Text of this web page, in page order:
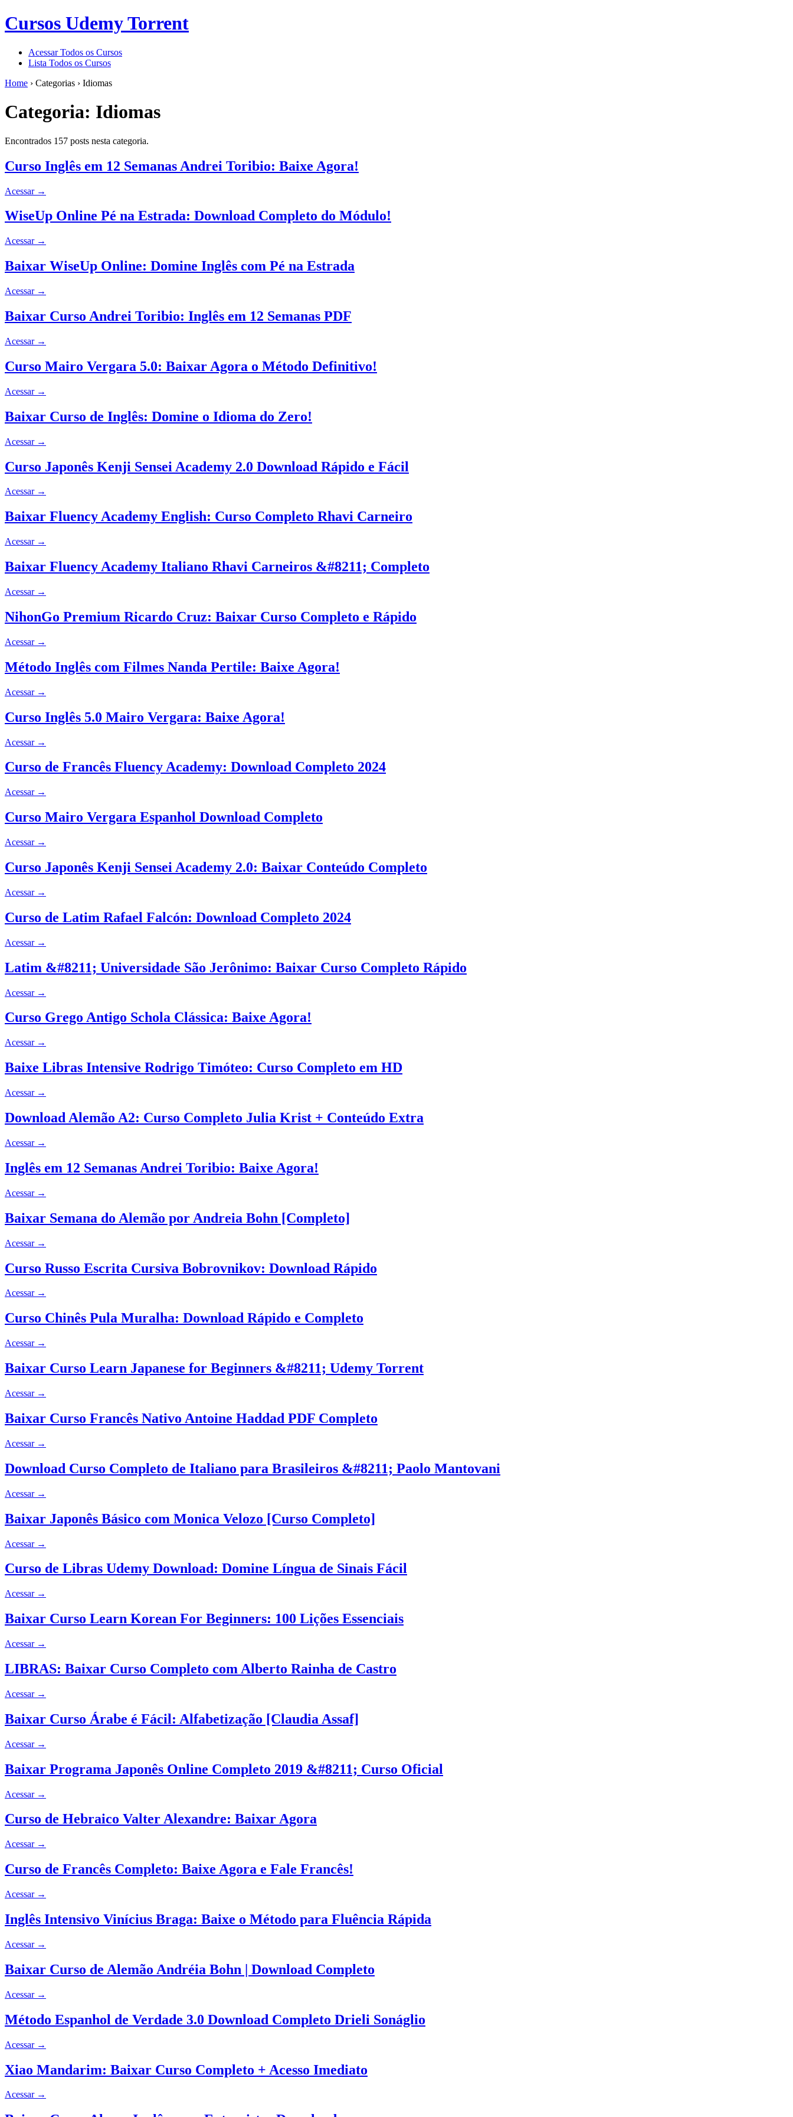
Cursos Udemy Torrent
Acessar Todos os Cursos
Lista Todos os Cursos
Home › Categorias › Idiomas
Categoria: Idiomas
Encontrados 157 posts nesta categoria.
Curso Inglês em 12 Semanas Andrei Toribio: Baixe Agora!
Acessar →
WiseUp Online Pé na Estrada: Download Completo do Módulo!
Acessar →
Baixar WiseUp Online: Domine Inglês com Pé na Estrada
Acessar →
Baixar Curso Andrei Toribio: Inglês em 12 Semanas PDF
Acessar →
Curso Mairo Vergara 5.0: Baixar Agora o Método Definitivo!
Acessar →
Baixar Curso de Inglês: Domine o Idioma do Zero!
Acessar →
Curso Japonês Kenji Sensei Academy 2.0 Download Rápido e Fácil
Acessar →
Baixar Fluency Academy English: Curso Completo Rhavi Carneiro
Acessar →
Baixar Fluency Academy Italiano Rhavi Carneiros &#8211; Completo
Acessar →
NihonGo Premium Ricardo Cruz: Baixar Curso Completo e Rápido
Acessar →
Método Inglês com Filmes Nanda Pertile: Baixe Agora!
Acessar →
Curso Inglês 5.0 Mairo Vergara: Baixe Agora!
Acessar →
Curso de Francês Fluency Academy: Download Completo 2024
Acessar →
Curso Mairo Vergara Espanhol Download Completo
Acessar →
Curso Japonês Kenji Sensei Academy 2.0: Baixar Conteúdo Completo
Acessar →
Curso de Latim Rafael Falcón: Download Completo 2024
Acessar →
Latim &#8211; Universidade São Jerônimo: Baixar Curso Completo Rápido
Acessar →
Curso Grego Antigo Schola Clássica: Baixe Agora!
Acessar →
Baixe Libras Intensive Rodrigo Timóteo: Curso Completo em HD
Acessar →
Download Alemão A2: Curso Completo Julia Krist + Conteúdo Extra
Acessar →
Inglês em 12 Semanas Andrei Toribio: Baixe Agora!
Acessar →
Baixar Semana do Alemão por Andreia Bohn [Completo]
Acessar →
Curso Russo Escrita Cursiva Bobrovnikov: Download Rápido
Acessar →
Curso Chinês Pula Muralha: Download Rápido e Completo
Acessar →
Baixar Curso Learn Japanese for Beginners &#8211; Udemy Torrent
Acessar →
Baixar Curso Francês Nativo Antoine Haddad PDF Completo
Acessar →
Download Curso Completo de Italiano para Brasileiros &#8211; Paolo Mantovani
Acessar →
Baixar Japonês Básico com Monica Velozo [Curso Completo]
Acessar →
Curso de Libras Udemy Download: Domine Língua de Sinais Fácil
Acessar →
Baixar Curso Learn Korean For Beginners: 100 Lições Essenciais
Acessar →
LIBRAS: Baixar Curso Completo com Alberto Rainha de Castro
Acessar →
Baixar Curso Árabe é Fácil: Alfabetização [Claudia Assaf]
Acessar →
Baixar Programa Japonês Online Completo 2019 &#8211; Curso Oficial
Acessar →
Curso de Hebraico Valter Alexandre: Baixar Agora
Acessar →
Curso de Francês Completo: Baixe Agora e Fale Francês!
Acessar →
Inglês Intensivo Vinícius Braga: Baixe o Método para Fluência Rápida
Acessar →
Baixar Curso de Alemão Andréia Bohn | Download Completo
Acessar →
Método Espanhol de Verdade 3.0 Download Completo Drieli Sonáglio
Acessar →
Xiao Mandarim: Baixar Curso Completo + Acesso Imediato
Acessar →